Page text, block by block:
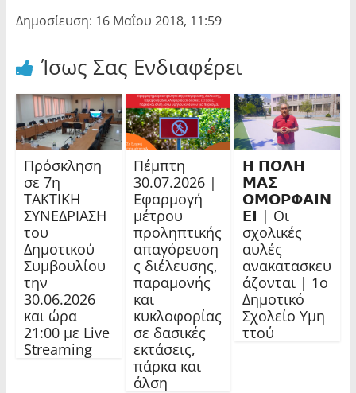
Δημοσίευση: 16 Μαΐου 2018, 11:59
Ίσως Σας Ενδιαφέρει
Πρόσκληση
σε 7η
ΤΑΚΤΙΚΗ
ΣΥΝΕΔΡΙΑΣΗ
του
Δημοτικού
Συμβουλίου
την
30.06.2026
και ώρα
21:00 με Live
Streaming
Πέμπτη
30.07.2026 |
Εφαρμογή
μέτρου
προληπτικής
απαγόρευση
ς διέλευσης,
παραμονής
και
κυκλοφορίας
σε δασικές
εκτάσεις,
πάρκα και
άλση
𝝜 𝝥𝝤𝝠𝝜
𝝡𝝖𝝨
𝝤𝝡𝝤𝝦𝝫𝝖𝝞𝝢
𝝚𝝞 | Οι
σχολικές
αυλές
ανακατασκευ
άζονται | 1ο
Δημοτικό
Σχολείο Υμη
ττού